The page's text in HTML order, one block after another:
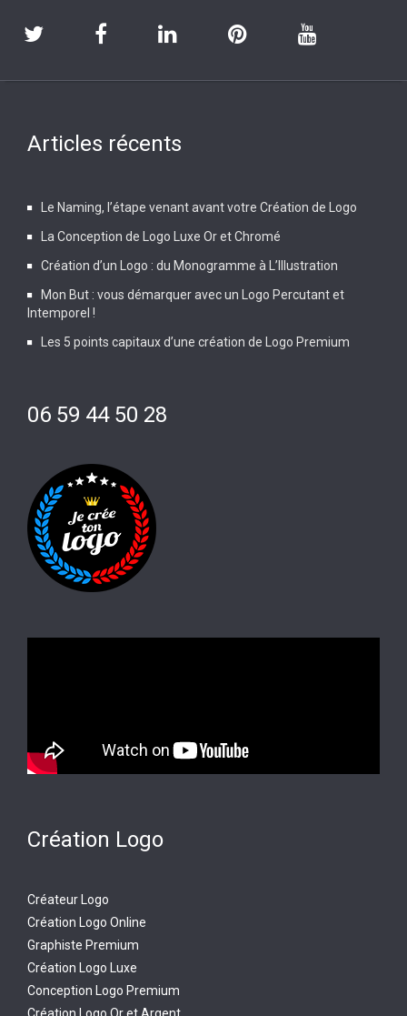
Articles récents
Le Naming, l’étape venant avant votre Création de Logo
La Conception de Logo Luxe Or et Chromé
Création d’un Logo : du Monogramme à L’Illustration
Mon But : vous démarquer avec un Logo Percutant et
Intemporel !
Les 5 points capitaux d’une création de Logo Premium
06 59 44 50 28
Création Logo
Créateur Logo
Création Logo Online
Graphiste Premium
Création Logo Luxe
Conception Logo Premium